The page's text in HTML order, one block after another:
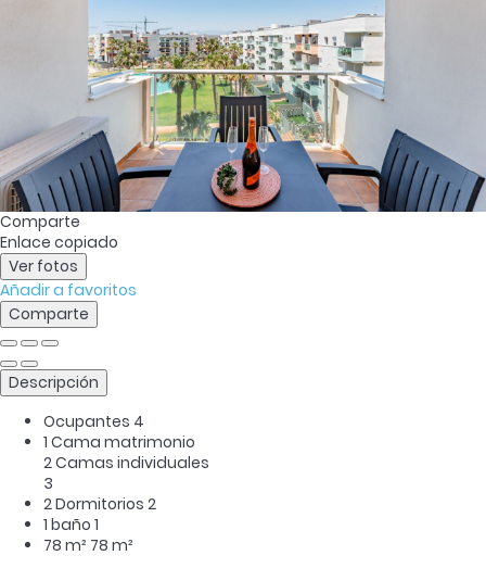
Comparte
Enlace copiado
Ver fotos
Añadir a favoritos
Comparte
Descripción
Ocupantes 4
1 Cama matrimonio
2 Camas individuales
3
2 Dormitorios 2
1 baño 1
78 m² 78 m²